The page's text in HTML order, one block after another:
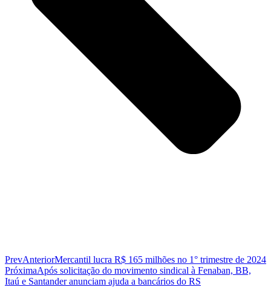
PrevAnteriorMercantil lucra R$ 165 milhões no 1° trimestre de 2024
PróximaApós solicitação do movimento sindical à Fenaban, BB,
Itaú e Santander anunciam ajuda a bancários do RS